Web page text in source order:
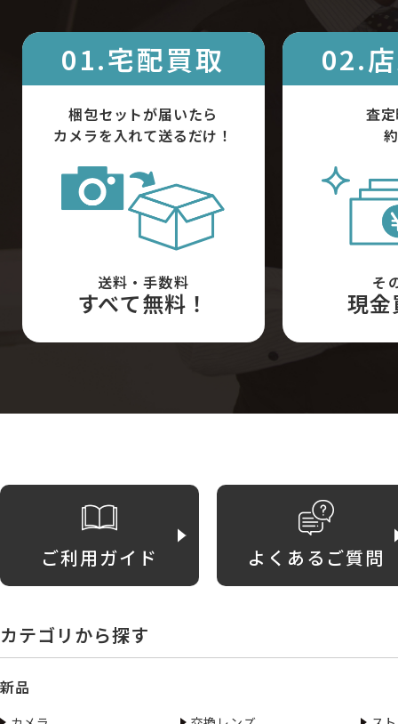
01.宅配買取
梱包セットが届いたら
カメラを入れて送るだけ！
送料・手数料
すべて無料！
02.
査
そ
現
ご利用ガイド よくあるご質問
カテゴリから探す
新品